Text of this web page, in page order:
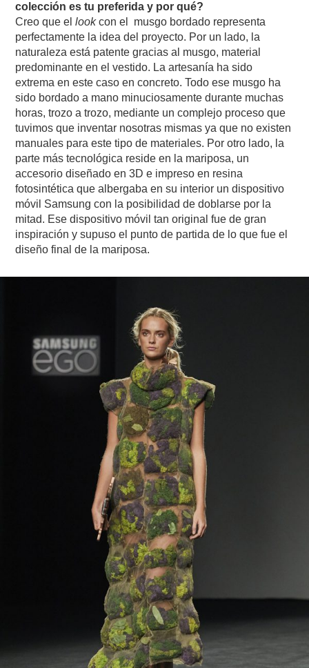
colección es tu preferida y por qué?
Creo que ellookcon el
musgo bordado representa
perfectamente la idea del proyecto. Por un lado, la
naturaleza está patente gracias al musgo, material
predominante en el vestido. La artesanía ha sido
extrema en este caso en concreto. Todo ese musgo ha
sido bordado a mano minuciosamente durante muchas
horas, trozo a trozo, mediante un complejo proceso que
tuvimos que inventar nosotras mismas ya que no existen
manuales para este tipo de materiales. Por otro lado, la
parte más tecnológica reside en la mariposa, un
accesorio diseñado en 3D e impreso en resina
fotosintética que albergaba en su interior un dispositivo
móvil Samsung con la posibilidad de doblarse por la
mitad. Ese dispositivo móvil tan original fue de gran
inspiración y supuso el punto de partida de lo que fue el
diseño final de la mariposa.